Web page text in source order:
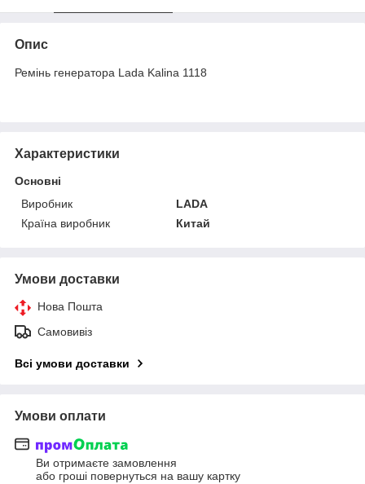
Опис
Ремінь генератора Lada Kalina 1118
Характеристики
Основні
Виробник
LADA
Країна виробник
Китай
Умови доставки
Нова Пошта
Самовивіз
Всі умови доставки
Умови оплати
Ви отримаєте замовлення
або гроші повернуться на вашу картку